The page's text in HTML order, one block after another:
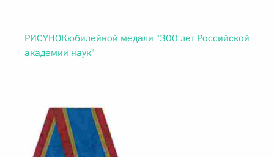
РИСУНОКюбилейной медали "300 лет Российской
академии наук"